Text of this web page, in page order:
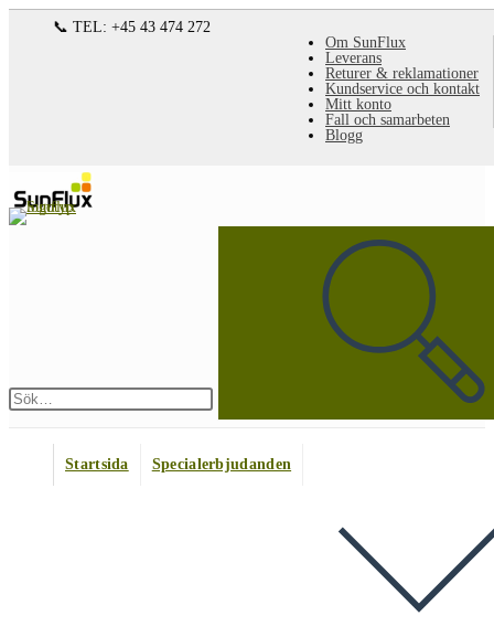
Om SunFlux
Leverans
Returer & reklamationer
Kundservice och kontakt
Mitt konto
Fall och samarbeten
Blogg
📞 TEL: +45 43 474 272
Startsida
Specialerbjudanden